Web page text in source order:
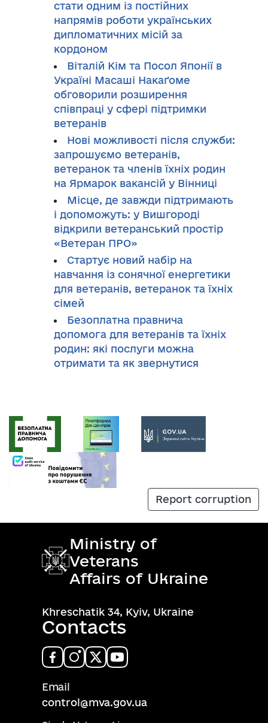
стати одним із постійних
напрямів роботи українських
дипломатичних місій за
кордоном
Віталій Кім та Посол Японії в
Україні Масаші Накаґоме
обговорили розширення
співпраці у сфері підтримки
ветеранів
Нові можливості після служби:
запрошуємо ветеранів,
ветеранок та членів їхніх родин
на Ярмарок вакансій у Вінниці
Місце, де завжди підтримають
і допоможуть: у Вишгороді
відкрили ветеранський простір
«Ветеран ПРО»
Стартує новий набір на
навчання із сонячної енергетики
для ветеранів, ветеранок та їхніх
сімей
Безоплатна правнича
допомога для ветеранів та їхніх
родин: які послуги можна
отримати та як звернутися
Report corruption
Ministry of
Veterans
Affairs of Ukraine
Khreschatik 34, Kyiv, Ukraine
Contacts
Email
control@mva.gov.ua